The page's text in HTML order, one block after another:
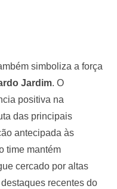
simboliza a força
Jardim. O
positiva na
das principais
antecipada às
time mantém
cercado por altas
recentes do